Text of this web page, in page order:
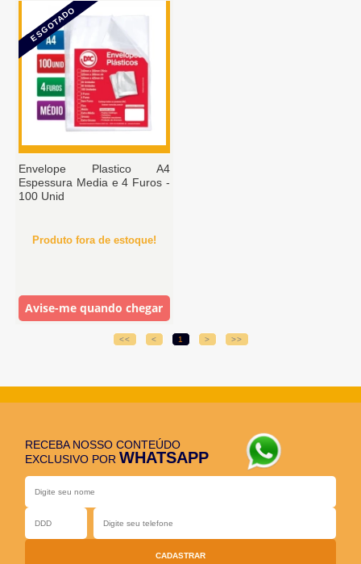
ESGOTADO
Envelope Plastico A4
Espessura Media e 4 Furos -
100 Unid
Produto fora de estoque!
Avise-me quando chegar
<< < 1 > >>
RECEBA NOSSO CONTEÚDO
EXCLUSIVO PORWHATSAPP